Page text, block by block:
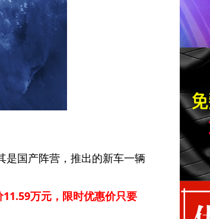
是国产阵营，推出的新车一辆
万元，限时优惠价只要